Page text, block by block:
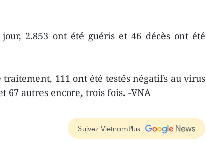
2.853 ont été guéris et 46 décès ont été
111 ont été testés négatifs au virus
67 autres encore, trois fois. -VNA
Suivez VietnamPlus